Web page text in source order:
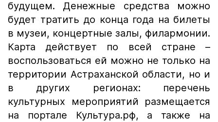
будущем. Денежные средства можно
будет тратить до конца года на билеты
в музеи, концертные залы, филармонии.
Карта действует по всей стране –
воспользоваться ей можно не только на
территории Астраханской области, но и
в других регионах: перечень
культурных мероприятий размещается
на портале Культура.рф, а также на